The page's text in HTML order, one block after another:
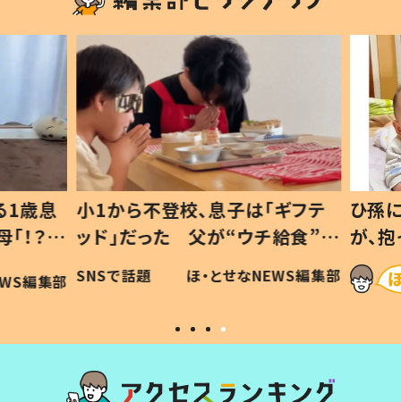
歳息
？」
編集部
小1から不登校、息子は「ギフテ
ッド」だった 父が“ウチ給食”を
作り続ける理由とは #令和の親
#令和の子
SNSで話題 ほ・とせなNEWS編集部
ひ孫
が、
「涙
い」